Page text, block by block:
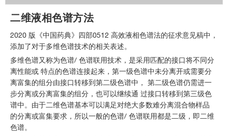
四部通则篇›
数据合规篇›
寻找2020药典制药达人
2020版中国药典解决方案›
2020 版《中国药典》四部0512 高效液
相色谱法的征求意见稿中，首次添加了电雾式检测器CAD 的相关
表述，并指出其对所有物质均有响应。 CAD 是一种新型的、质量
型通用检测器；能够检测任何非挥发性和半挥发性物质； 既不需
要发色团，也不需要离子化。相较传统物理型检测器，其线性宽一
个数量级，而灵敏度达十倍以上，同时具有更好的响应一致性。
CAD 原理
二维液相色谱方法
2020 版《中国药典》四部0512 高效液相色谱法的征求意见稿中，
添加了对于多维色谱技术的相关表述。
多维色谱又称为色谱/ 色谱联用技术，是采用匹配的接口将不同分
离性能或 特点的色谱连接起来，第一级色谱中未分离开或需要分
离富集的组分由接口转移到第二级色谱中， 第二级色谱仍需进一
步分离或分离富集的组分，也可以继续通 过接口转移到第三级色
谱中。由于二维色谱基本可以满足对绝大多数难分离混合物样品
的分离或富集要求，所以一般的色谱/ 色谱联用都是二级，即二维
色谱。